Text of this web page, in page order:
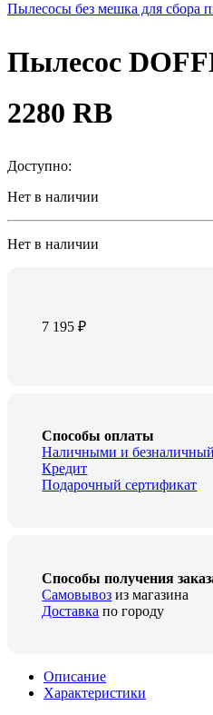
Пылесосы без мешка для сбора
Пылесос
2280 RB
Доступно:
Нет в наличии
Нет в наличии
7 195₽
Способы оплаты
Наличными и безналичный
Кредит
Подарочный сертификат
Способы получения
Самовывоз из магазина
Доставка по городу
Описание
Характеристики